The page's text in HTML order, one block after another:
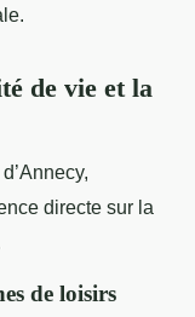
de vie et la
directe sur la
de loisirs